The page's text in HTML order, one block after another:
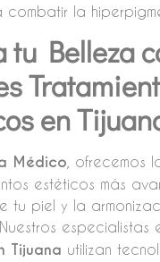
la
tu Belleza
en
Médico , ofrecemos
estéticos más
tu piel y la
especialistas
Tijuana utilizan